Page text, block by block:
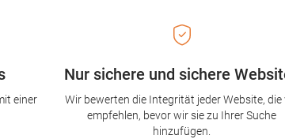
Nur sichere und sichere
Wir bewerten die Integrität jeder Website, die
empfehlen, bevor wir sie zu Ihrer Suche
hinzufügen.
einer